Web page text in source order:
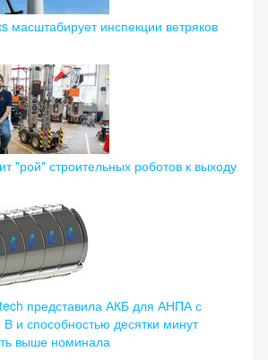
масштабирует инспекции ветряков
"рой" строительных роботов к выходу
представила АКБ для АНПА с
и способностью десятки минут
выше номинала